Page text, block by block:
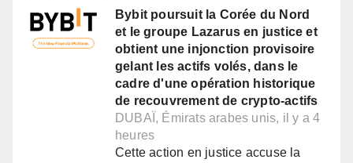
Bybit poursuit la Corée du Nord
et le groupe Lazarus en justice et
obtient une injonction provisoire
gelant les actifs volés, dans le
cadre d'une opération historique
de recouvrement de crypto-actifs
DUBAÏ, Émirats arabes unis, il y a 4
heures
Cette action en justice accuse la